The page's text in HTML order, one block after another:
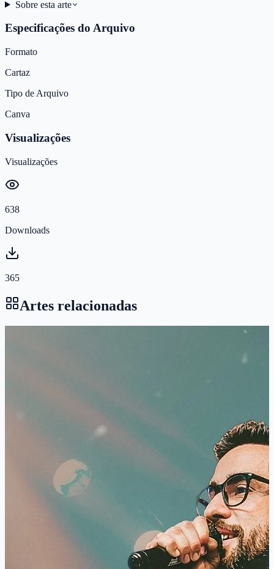
Sobre esta arte
Especificações do Arquivo
Formato
Cartaz
Tipo de Arquivo
Canva
Visualizações
Visualizações
638
Downloads
365
Artes relacionadas